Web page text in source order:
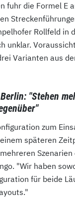
fuhr die Formel E
Rollfeld in
unklar.
Varianten aus
"Stehen
zum
späteren
Szenarien
"Wir haben
für beide